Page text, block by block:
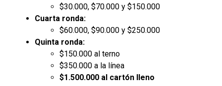
$30.000, $70.000 y $150.000
Cuarta ronda:
$60.000, $90.000 y $250.000
Quinta ronda:
$150.000 al terno
$350.000 a la línea
$1.500.000 al cartón lleno